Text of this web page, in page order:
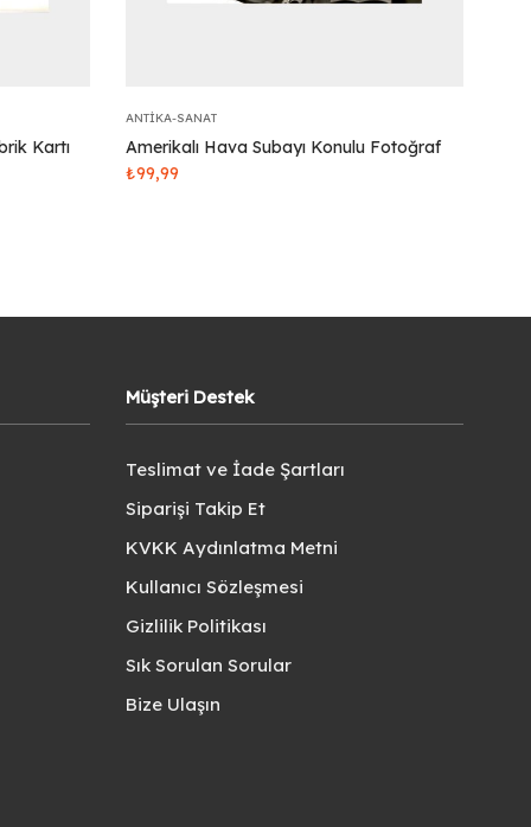
Kartı
ANTIKA-SANAT
Amerikalı Hava Subayı Konulu Fotoğraf
₺99,99
Müşteri Destek
Teslimat ve İade Şartları
Siparişi Takip Et
KVKK Aydınlatma Metni
Kullanıcı Sözleşmesi
Gizlilik Politikası
Sık Sorulan Sorular
Bize Ulaşın